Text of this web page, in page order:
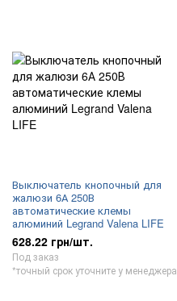
Выключатель кнопочный для
жалюзи 6А 250В
автоматические клемы
алюминий Legrand Valena LIFE
628.22 грн/шт.
Под заказ
*точный срок уточните у менеджера